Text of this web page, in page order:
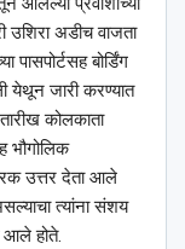
उशिरा अडीच वाजता
बोर्डिंग
येथून जारी करण्यात
कोलकाता
भौगोलिक
उत्तर देता आले
त्यांना संशय
आले होते.